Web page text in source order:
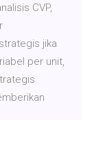
CVP,
jika
per unit,